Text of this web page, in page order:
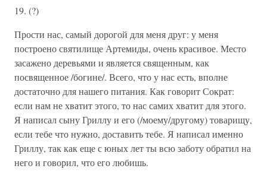
19. (?)
Прости нас, самый дорогой для меня друг: у меня
построено святилище Артемиды, очень красивое. Место
засажено деревьями и является священным, как
посвященное /богине/. Всего, что у нас есть, вполне
достаточно для нашего питания. Как говорит Сократ:
если нам не хватит этого, то нас самих хватит для этого.
Я написал сыну Гриллу и его (/моему/другому) товарищу,
если тебе что нужно, доставить тебе. Я написал именно
Гриллу, так как еще с юных лет ты всю заботу обратил на
него и говорил, что его любишь.